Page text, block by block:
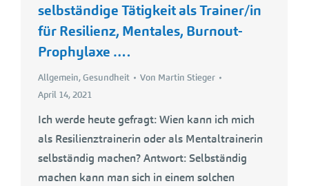
selbständige Tätigkeit als Trainer/in
für Resilienz, Mentales, Burnout-
Prophylaxe ….
Allgemein,Gesundheit Von Martin Stieger
April 14, 2021
Ich werde heute gefragt: Wien kann ich mich
als Resilienztrainerin oder als Mentaltrainerin
selbständig machen? Antwort: Selbständig
machen kann man sich in einem solchen